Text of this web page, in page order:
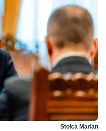
Stoica Marian